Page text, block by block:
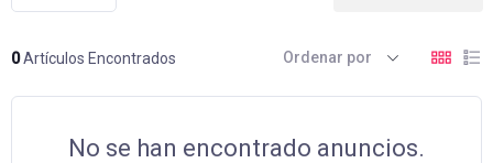
0Artículos Encontrados Ordenar por
No se han encontrado anuncios.